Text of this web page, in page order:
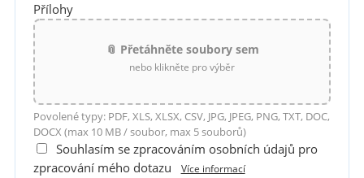
Přílohy
📎 Přetáhněte soubory sem
nebo klikněte pro výběr
Povolené typy: PDF, XLS, XLSX, CSV, JPG, JPEG, PNG, TXT, DOC,
DOCX (max 10 MB / soubor, max 5 souborů)
Souhlasím se zpracováním osobních údajů pro
zpracování mého dotazu
Více informací